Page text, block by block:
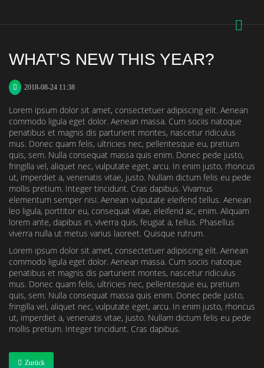
WHAT’S NEW THIS YEAR?
2018-08-24 11:38
Lorem ipsum dolor sit amet, consectetuer adipiscing elit. Aenean
commodo ligula eget dolor. Aenean massa. Cum sociis natoque
penatibus et magnis dis parturient montes, nascetur ridiculus
mus. Donec quam felis, ultricies nec, pellentesque eu, pretium
quis, sem. Nulla consequat massa quis enim. Donec pede justo,
fringilla vel, aliquet nec, vulputate eget, arcu. In enim justo, rhoncus
ut, imperdiet a, venenatis vitae, justo. Nullam dictum felis eu pede
mollis pretium. Integer tincidunt. Cras dapibus. Vivamus
elementum semper nisi. Aenean vulputate eleifend tellus. Aenean
leo ligula, porttitor eu, consequat vitae, eleifend ac, enim. Aliquam
lorem ante, dapibus in, viverra quis, feugiat a, tellus. Phasellus
viverra nulla ut metus varius laoreet. Quisque rutrum.
Lorem ipsum dolor sit amet, consectetuer adipiscing elit. Aenean
commodo ligula eget dolor. Aenean massa. Cum sociis natoque
penatibus et magnis dis parturient montes, nascetur ridiculus
mus. Donec quam felis, ultricies nec, pellentesque eu, pretium
quis, sem. Nulla consequat massa quis enim. Donec pede justo,
fringilla vel, aliquet nec, vulputate eget, arcu. In enim justo, rhoncus
ut, imperdiet a, venenatis vitae, justo. Nullam dictum felis eu pede
mollis pretium. Integer tincidunt. Cras dapibus.
Zurück